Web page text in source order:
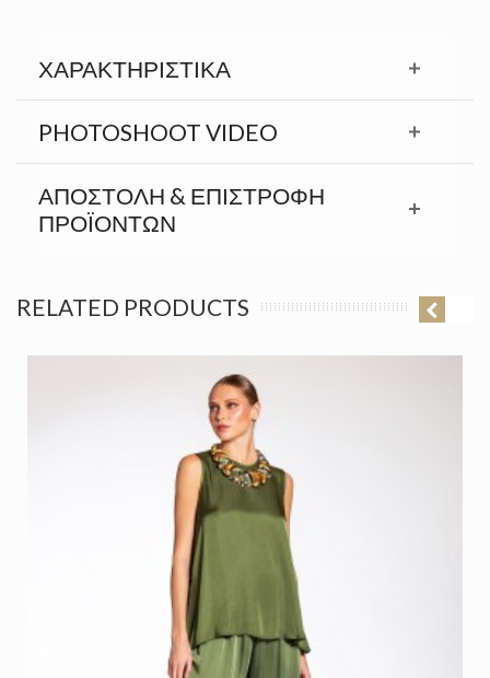
ΧΑΡΑΚΤΗΡΙΣΤΙΚΆ
PHOTOSHOOT VIDEO
ΑΠΟΣΤΟΛΉ & ΕΠΙΣΤΡΟΦΉ
ΠΡΟΪΟΝΤΩΝ
RELATED PRODUCTS